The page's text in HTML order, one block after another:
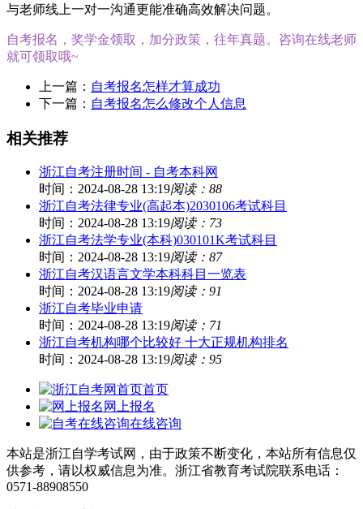
与老师线上一对一沟通更能准确高效解决问题。
自考报名，奖学金领取，加分政策，往年真题。咨询在线老师
就可领取哦~
上一篇： 自考报名怎样才算成功
下一篇： 自考报名怎么修改个人信息
相关推荐
浙江自考注册时间 - 自考本科网
时间：2024-08-28 13:19阅读：88
浙江自考法律专业(高起本)2030106考试科目
时间：2024-08-28 13:19阅读：73
浙江自考法学专业(本科)030101K考试科目
时间：2024-08-28 13:19阅读：87
浙江自考汉语言文学本科科目一览表
时间：2024-08-28 13:19阅读：91
浙江自考毕业申请
时间：2024-08-28 13:19阅读：71
浙江自考机构哪个比较好 十大正规机构排名
时间：2024-08-28 13:19阅读：95
首页
网上报名
在线咨询
本站是浙江自学考试网，由于政策不断变化，本站所有信息仅
供参考，请以权威信息为准。浙江省教育考试院联系电话：
0571-88908550